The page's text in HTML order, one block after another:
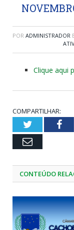
POR ADMINISTRADOR
Clique aqui
COMPARTILHAR:
Twitter
Email
CONTEÚDO